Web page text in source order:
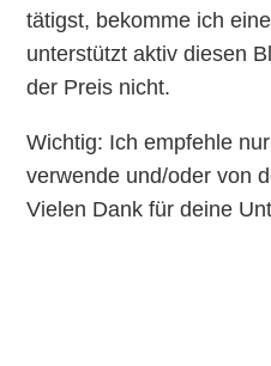
tätigst, bekomme ich
unterstützt aktiv diesen
der Preis nicht.
Wichtig: Ich empfehle
verwende und/oder von
Vielen Dank für deine